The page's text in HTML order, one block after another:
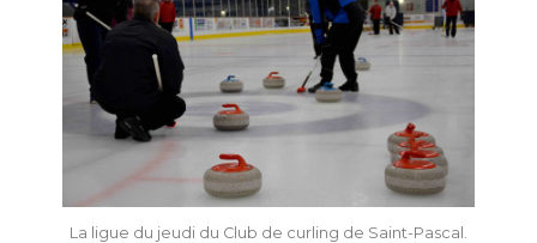
La ligue du jeudi du Club de curling de Saint-Pascal.